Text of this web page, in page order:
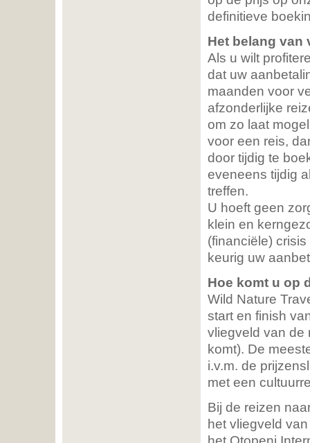
definitieve
Het belang van
Als u wilt
dat uw
maanden voor
afzonderlijke
om zo laat
voor een reis,
door tijdig te
eveneens tijdig
treffen.
U hoeft geen
klein en
(financiële)
keurig uw
Hoe komt u op
Wild Nature
start en finish
vliegveld van de
komt). De
i.v.m. de
met een
Bij de reizen
het vliegveld